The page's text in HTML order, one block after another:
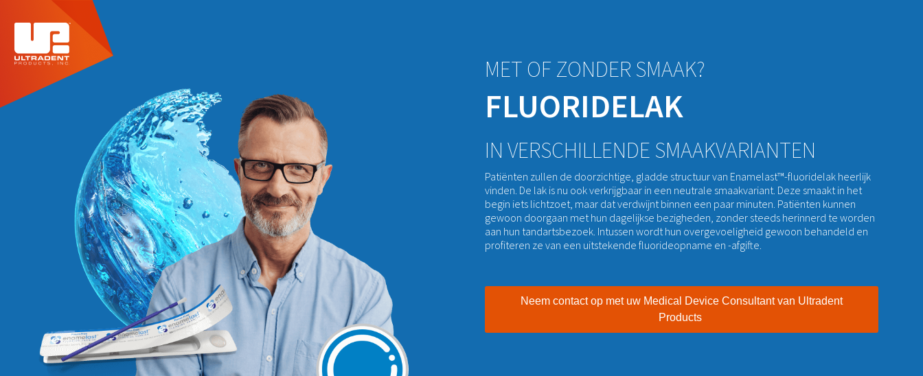
MET OF ZONDER SMAAK?
FLUORIDELAK
IN VERSCHILLENDE SMAAKVARIANTEN
Patiënten zullen de doorzichtige, gladde structuur van Enamelast™-fluoridelak heerlijk
vinden. De lak is nu ook verkrijgbaar in een neutrale smaakvariant. Deze smaakt in het
begin iets lichtzoet, maar dat verdwijnt binnen een paar minuten. Patiënten kunnen
gewoon doorgaan met hun dagelijkse bezigheden, zonder steeds herinnerd te worden
aan hun tandartsbezoek. Intussen wordt hun overgevoeligheid gewoon behandeld en
profiteren ze van een uitstekende fluorideopname en -afgifte.
Neem contact op met uw Medical Device Consultant van Ultradent
Products